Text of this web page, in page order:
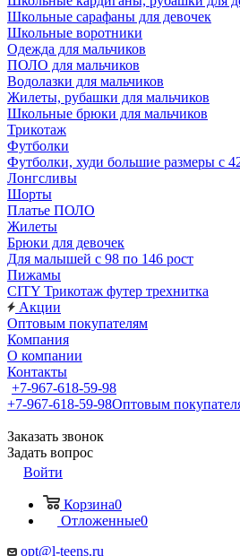
Школьные сарафаны для девочек
Школьные воротники
Одежда для мальчиков
ПОЛО для мальчиков
Водолазки для мальчиков
Жилеты, рубашки для мальчиков
Школьные брюки для мальчиков
Трикотаж
Футболки
Футболки, худи большие размеры с
Лонгсливы
Шорты
Платье ПОЛО
Жилеты
Брюки для девочек
Для малышей с 98 по 146 рост
Пижамы
CITY Трикотаж футер трехнитка
Акции
Оптовым покупателям
Компания
О компании
Контакты
+7-967-618-59-98
+7-967-618-59-98Оптовым
Заказать звонок
Задать вопрос
Войти
Корзина0
Отложенные0
opt@l-teens.ru